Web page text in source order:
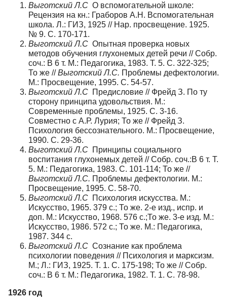
Выготский Л.С О вспомогательной школе:
Рецензия на кн.: Граборов А.Н. Вспомогательная
школа. Л.: ГИЗ, 1925 // Нар. просвещение. 1925.
№ 9. С. 170-171.
Выготский Л.С Опытная проверка новых
методов обучения глухонемых детей речи // Собр.
соч.: В 6 т. М.: Педагогика, 1983. Т. 5. С. 322-325;
То же //Выготский Л.С. Проблемы дефектологии.
М.: Просвещение, 1995. С. 54-57.
Выготский Л.С Предисловие // Фрейд З. По ту
сторону принципа удовольствия. М.:
Современные проблемы, 1925. С. 3-16.
Совместно с А.Р. Лурия; То же // Фрейд З.
Психология бессознательного. М.: Просвещение,
1990. С. 29-36.
Выготский Л.С Принципы социального
воспитания глухонемых детей // Собр. соч.:В 6 т. Т.
5. М.: Педагогика, 1983. С. 101-114; То же //
Выготский Л.С. Проблемы дефектологии. М.:
Просвещение, 1995. С. 58-70.
Выготский Л.С Психология искусства. М.:
Искусство, 1965. 379 с.; То же. 2-е изд., испр. и
доп. М.: Искусство, 1968. 576 с.;То же. 3-е изд. М.:
Искусство, 1986. 572 с.; То же. М.: Педагогика,
1987. 344 с.
Выготский Л.С Сознание как проблема
психологии поведения // Психология и марксизм.
М.; Л.: ГИЗ, 1925. Т. 1. С. 175-198; То же // Собр.
соч.: В 6 т. М.: Педагогика, 1982. Т. 1. С. 78-98.
1926 год